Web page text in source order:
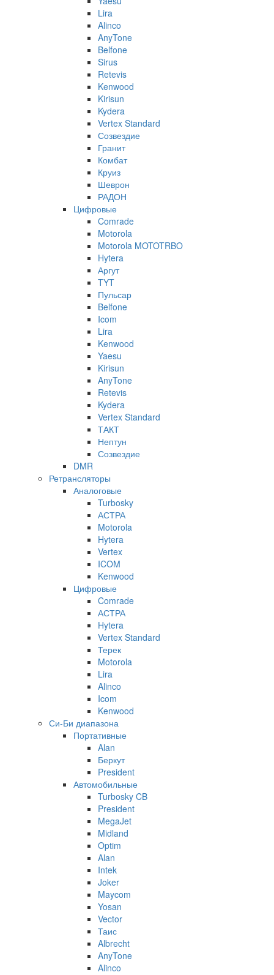
Lira
Alinco
AnyTone
Belfone
Sirus
Retevis
Kenwood
Kirisun
Kydera
Vertex Standard
Созвездие
Гранит
Комбат
Круиз
Шеврон
РАДОН
Цифровые
Comrade
Motorola
Motorola MOTOTRBO
Hytera
Аргут
TYT
Пульсар
Belfone
Icom
Lira
Kenwood
Yaesu
Kirisun
AnyTone
Retevis
Kydera
Vertex Standard
ТАКТ
Нептун
Созвездие
DMR
Ретрансляторы
Аналоговые
Turbosky
АСТРА
Motorola
Hytera
Vertex
ICOM
Kenwood
Цифровые
Comrade
АСТРА
Hytera
Vertex Standard
Терек
Motorola
Lira
Alinco
Icom
Kenwood
Си-Би диапазона
Портативные
Alan
Беркут
President
Автомобильные
Turbosky CB
President
MegaJet
Midland
Optim
Alan
Intek
Joker
Maycom
Yosan
Vector
Таис
Albrecht
AnyTone
Alinco